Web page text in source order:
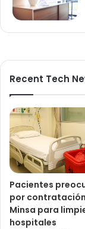
Recent Tech
Pacientes
por
Minsa para
hospitales